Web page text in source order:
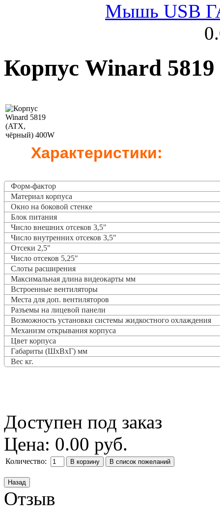
Мышь USB
Корпус Winard
Характеристики:
Форм-фактор
Материал корпуса
Окно на боковой стенке
Блок питания
Число внешних отсеков 3,5"
Число внутренних отсеков 3,5"
Отсеки 2,5"
Число отсеков 5,25"
Слоты расширения
Максимальная длина видеокарты мм
Встроенные вентиляторы
Места для доп. вентиляторов
Разъемы на лицевой панели
Возможность установки системы жидкостного охлаждения
Механизм открывания корпуса
Цвет корпуса
Габариты (ШхВхГ) мм
Вес кг.
Доступен под заказ
Цена: 0.00 руб.
Количество:
Отзыв